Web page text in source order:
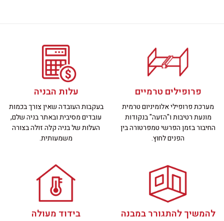
פרופילים טרמיים
מערכת פרופילי אלומיניום טרמית
מונעת רטיבות ו"הזעה" בנקודות
החיבור בזמן הפרשי טמפרטורה בין
הפנים לחוץ.
עלות הבניה
בעקבות העובדה שאין צורך בכמות
עובדים מסיבית ובאתר בניה שלם,
העלות של בניה קלה זולה בצורה
משמעותית.
להמשיך להתגורר במבנה בידוד מעולה